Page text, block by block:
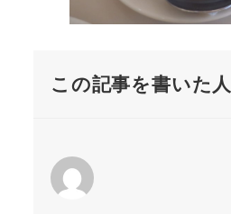
この記事を書いた人